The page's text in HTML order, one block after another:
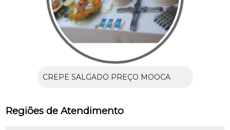
CREPE SALGADO PREÇO MOOCA
Regiões de Atendimento